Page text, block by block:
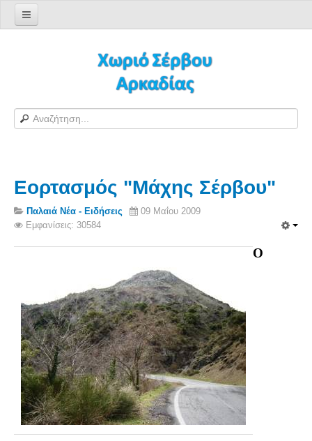
Φόρμα εγγραφής χρήστη
H Ιστοσελίδα μας
Αράπηδες
Αξιοθέατα
Χάρτης ευρύτερης περιοχής
Σέρβου - Δορυφορική Google
Σερβαίοι Συγγραφείς/Λογoτέχνες
Σερβαίοι Καλλιτέχνες
Γραφή Πατριωτών/Συνεργατών
Σερβαίοι Αγωνιστές/Πεσόντες
Σερβαίοι για το Σέρβου
Εορτασμός "Μάχης Σέρβου"
Παλαιά Νέα - Ειδήσεις
09 Μαΐου 2009
Εμφανίσεις: 30584
Ο